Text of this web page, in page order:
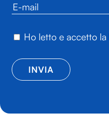
Ho letto e accetto la